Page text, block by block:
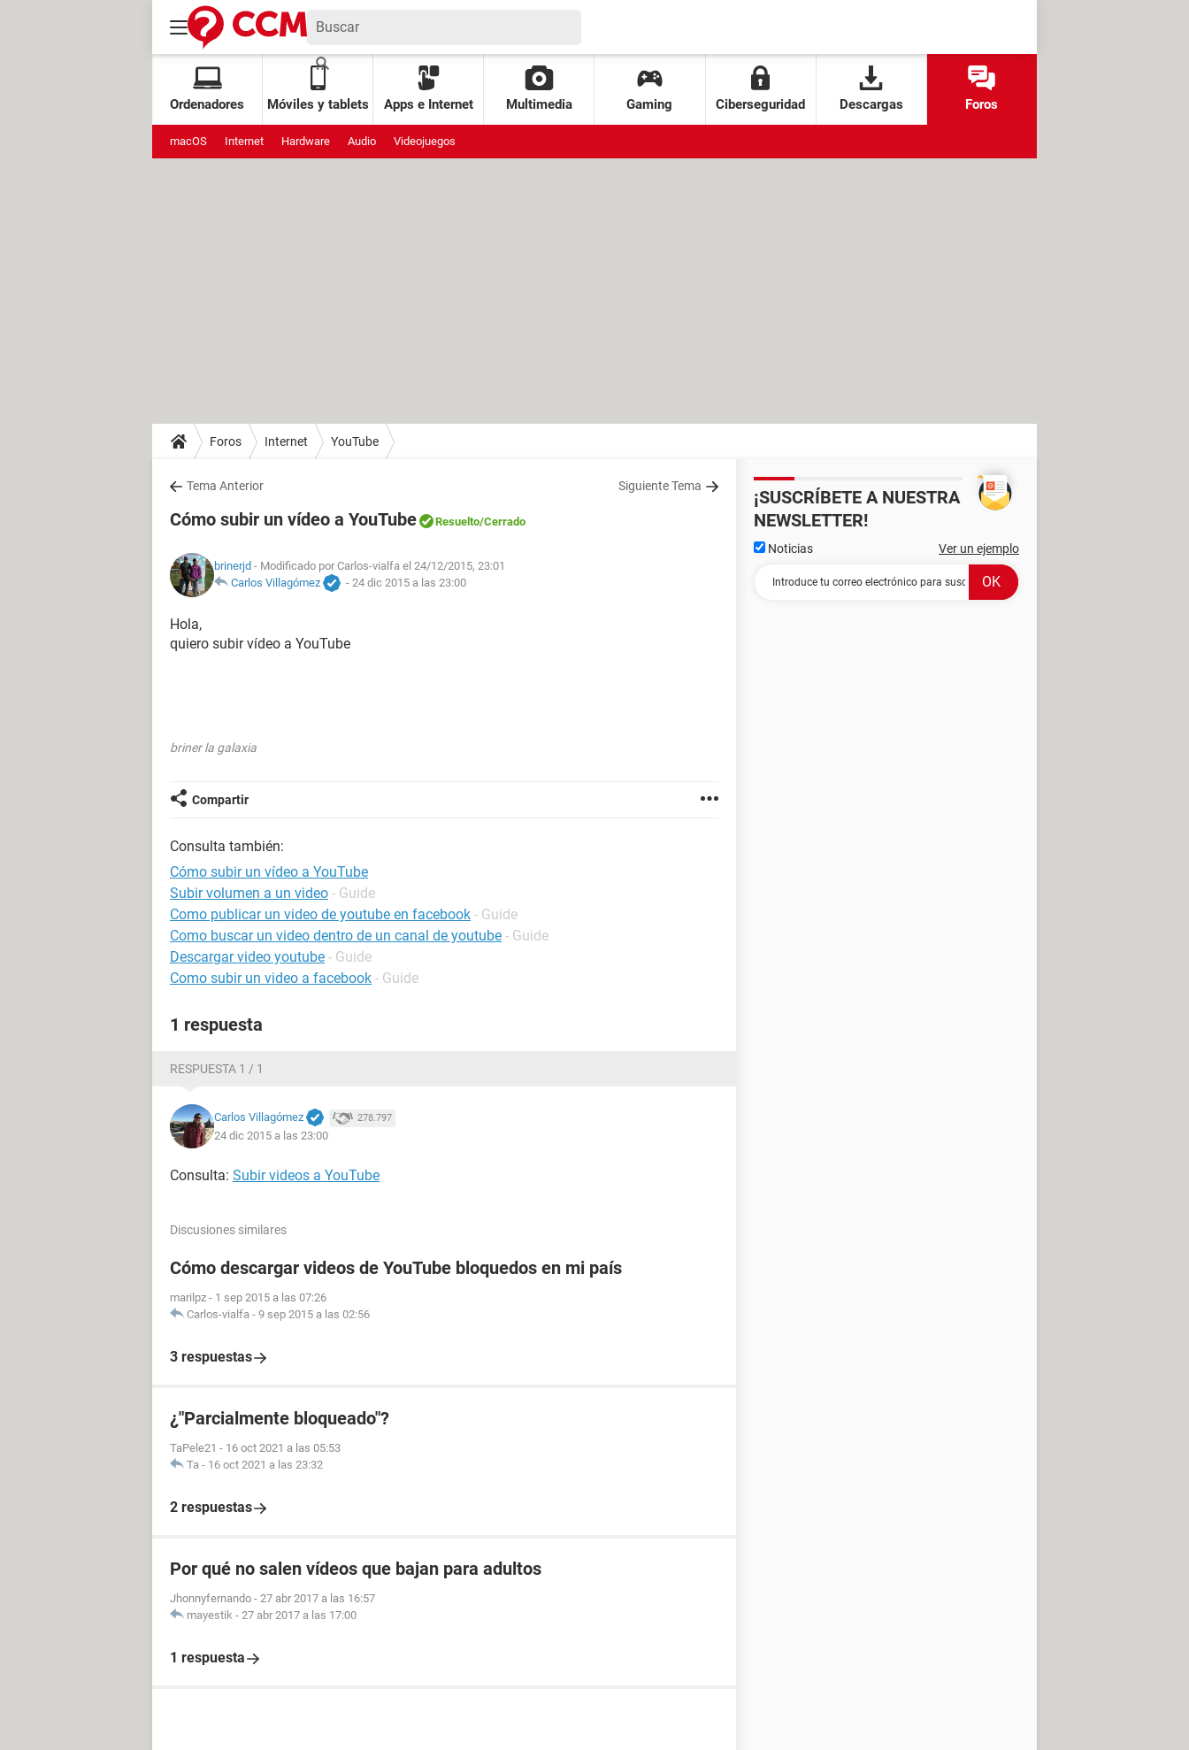
Ordenadores Móviles y tablets Apps e Internet Multimedia Gaming Ciberseguridad Descargas Foros
macOS Internet Hardware Audio Videojuegos
Foros Internet YouTube
Tema Anterior Siguiente Tema
Cómo subir un vídeo a YouTube Resuelto/Cerrado
brinerjd - Modificado por Carlos-vialfa el 24/12/2015, 23:01
Carlos Villagómez
- 24 dic 2015 a las 23:00
Hola,
quiero subir vídeo a YouTube
briner la galaxia
Compartir
Consulta también:
Cómo subir un vídeo a YouTube
Subir volumen a un video - Guide
Como publicar un video de youtube en facebook - Guide
Como buscar un video dentro de un canal de youtube - Guide
Descargar video youtube - Guide
Como subir un video a facebook - Guide
1 respuesta
RESPUESTA 1 / 1
Carlos Villagómez 278.797
24 dic 2015 a las 23:00
Consulta: Subir videos a YouTube
Discusiones similares
Cómo descargar videos de YouTube bloquedos en mi país
marilpz - 1 sep 2015 a las 07:26
Carlos-vialfa - 9 sep 2015 a las 02:56
3 respuestas
¿"Parcialmente bloqueado"?
TaPele21 - 16 oct 2021 a las 05:53
Ta - 16 oct 2021 a las 23:32
2 respuestas
Por qué no salen vídeos que bajan para adultos
Jhonnyfernando - 27 abr 2017 a las 16:57
mayestik - 27 abr 2017 a las 17:00
1 respuesta
¡SUSCRÍBETE A NUESTRA
NEWSLETTER!
Noticias Ver un ejemplo